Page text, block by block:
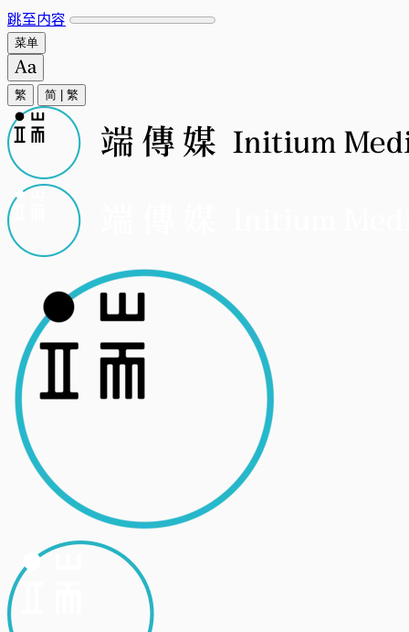
跳至内容
菜单
繁 简 繁